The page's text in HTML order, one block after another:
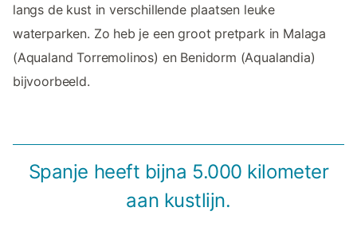
langs de kust in verschillende plaatsen leuke
waterparken. Zo heb je een groot pretpark in Malaga
(Aqualand Torremolinos) en Benidorm (Aqualandia)
bijvoorbeeld.
Spanje heeft bijna 5.000 kilometer
aan kustlijn.